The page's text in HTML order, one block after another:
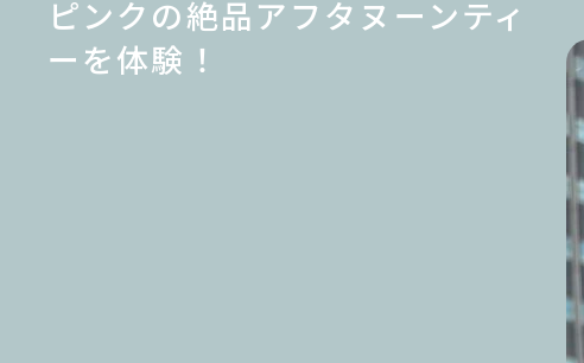
ピンクの絶品アフタヌーンティ
ーを体験！